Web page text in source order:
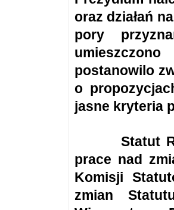
oraz działań
pory
postanowilo
o
jasne kryteria
Statut
prace nad
Komisji
zmian